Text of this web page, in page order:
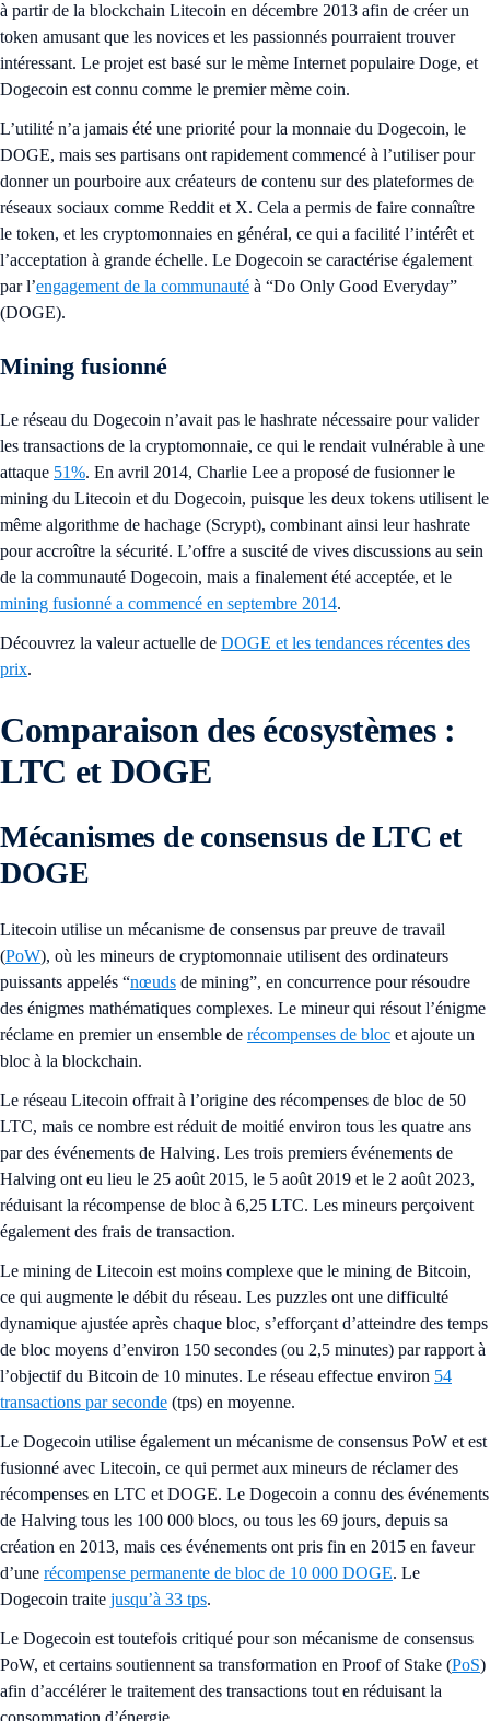
à partir de la blockchain Litecoin en décembre 2013 afin de créer un
token amusant que les novices et les passionnés pourraient trouver
intéressant. Le projet est basé sur le mème Internet populaire Doge, et
Dogecoin est connu comme le premier mème coin.
L’utilité n’a jamais été une priorité pour la monnaie du Dogecoin, le
DOGE, mais ses partisans ont rapidement commencé à l’utiliser pour
donner un pourboire aux créateurs de contenu sur des plateformes de
réseaux sociaux comme Reddit et X. Cela a permis de faire connaître
le token, et les cryptomonnaies en général, ce qui a facilité l’intérêt et
l’acceptation à grande échelle. Le Dogecoin se caractérise également
par l’engagement de la communauté à “Do Only Good Everyday”
(DOGE).
Mining fusionné
Le réseau du Dogecoin n’avait pas le hashrate nécessaire pour valider
les transactions de la cryptomonnaie, ce qui le rendait vulnérable à une
attaque 51%. En avril 2014, Charlie Lee a proposé de fusionner le
mining du Litecoin et du Dogecoin, puisque les deux tokens utilisent le
même algorithme de hachage (Scrypt), combinant ainsi leur hashrate
pour accroître la sécurité. L’offre a suscité de vives discussions au sein
de la communauté Dogecoin, mais a finalement été acceptée, et le
mining fusionné a commencé en septembre 2014.
Découvrez la valeur actuelle de DOGE et les tendances récentes des
prix.
Comparaison des écosystèmes :
LTC et DOGE
Mécanismes de consensus de LTC et
DOGE
Litecoin utilise un mécanisme de consensus par preuve de travail
(PoW), où les mineurs de cryptomonnaie utilisent des ordinateurs
puissants appelés “nœuds de mining”, en concurrence pour résoudre
des énigmes mathématiques complexes. Le mineur qui résout l’énigme
réclame en premier un ensemble de récompenses de bloc et ajoute un
bloc à la blockchain.
Le réseau Litecoin offrait à l’origine des récompenses de bloc de 50
LTC, mais ce nombre est réduit de moitié environ tous les quatre ans
par des événements de Halving. Les trois premiers événements de
Halving ont eu lieu le 25 août 2015, le 5 août 2019 et le 2 août 2023,
réduisant la récompense de bloc à 6,25 LTC. Les mineurs perçoivent
également des frais de transaction.
Le mining de Litecoin est moins complexe que le mining de Bitcoin,
ce qui augmente le débit du réseau. Les puzzles ont une difficulté
dynamique ajustée après chaque bloc, s’efforçant d’atteindre des temps
de bloc moyens d’environ 150 secondes (ou 2,5 minutes) par rapport à
l’objectif du Bitcoin de 10 minutes. Le réseau effectue environ 54
transactions par seconde (tps) en moyenne.
Le Dogecoin utilise également un mécanisme de consensus PoW et est
fusionné avec Litecoin, ce qui permet aux mineurs de réclamer des
récompenses en LTC et DOGE. Le Dogecoin a connu des événements
de Halving tous les 100 000 blocs, ou tous les 69 jours, depuis sa
création en 2013, mais ces événements ont pris fin en 2015 en faveur
d’une récompense permanente de bloc de 10 000 DOGE. Le
Dogecoin traite jusqu’à 33 tps.
Le Dogecoin est toutefois critiqué pour son mécanisme de consensus
PoW, et certains soutiennent sa transformation en Proof of Stake (PoS)
afin d’accélérer le traitement des transactions tout en réduisant la